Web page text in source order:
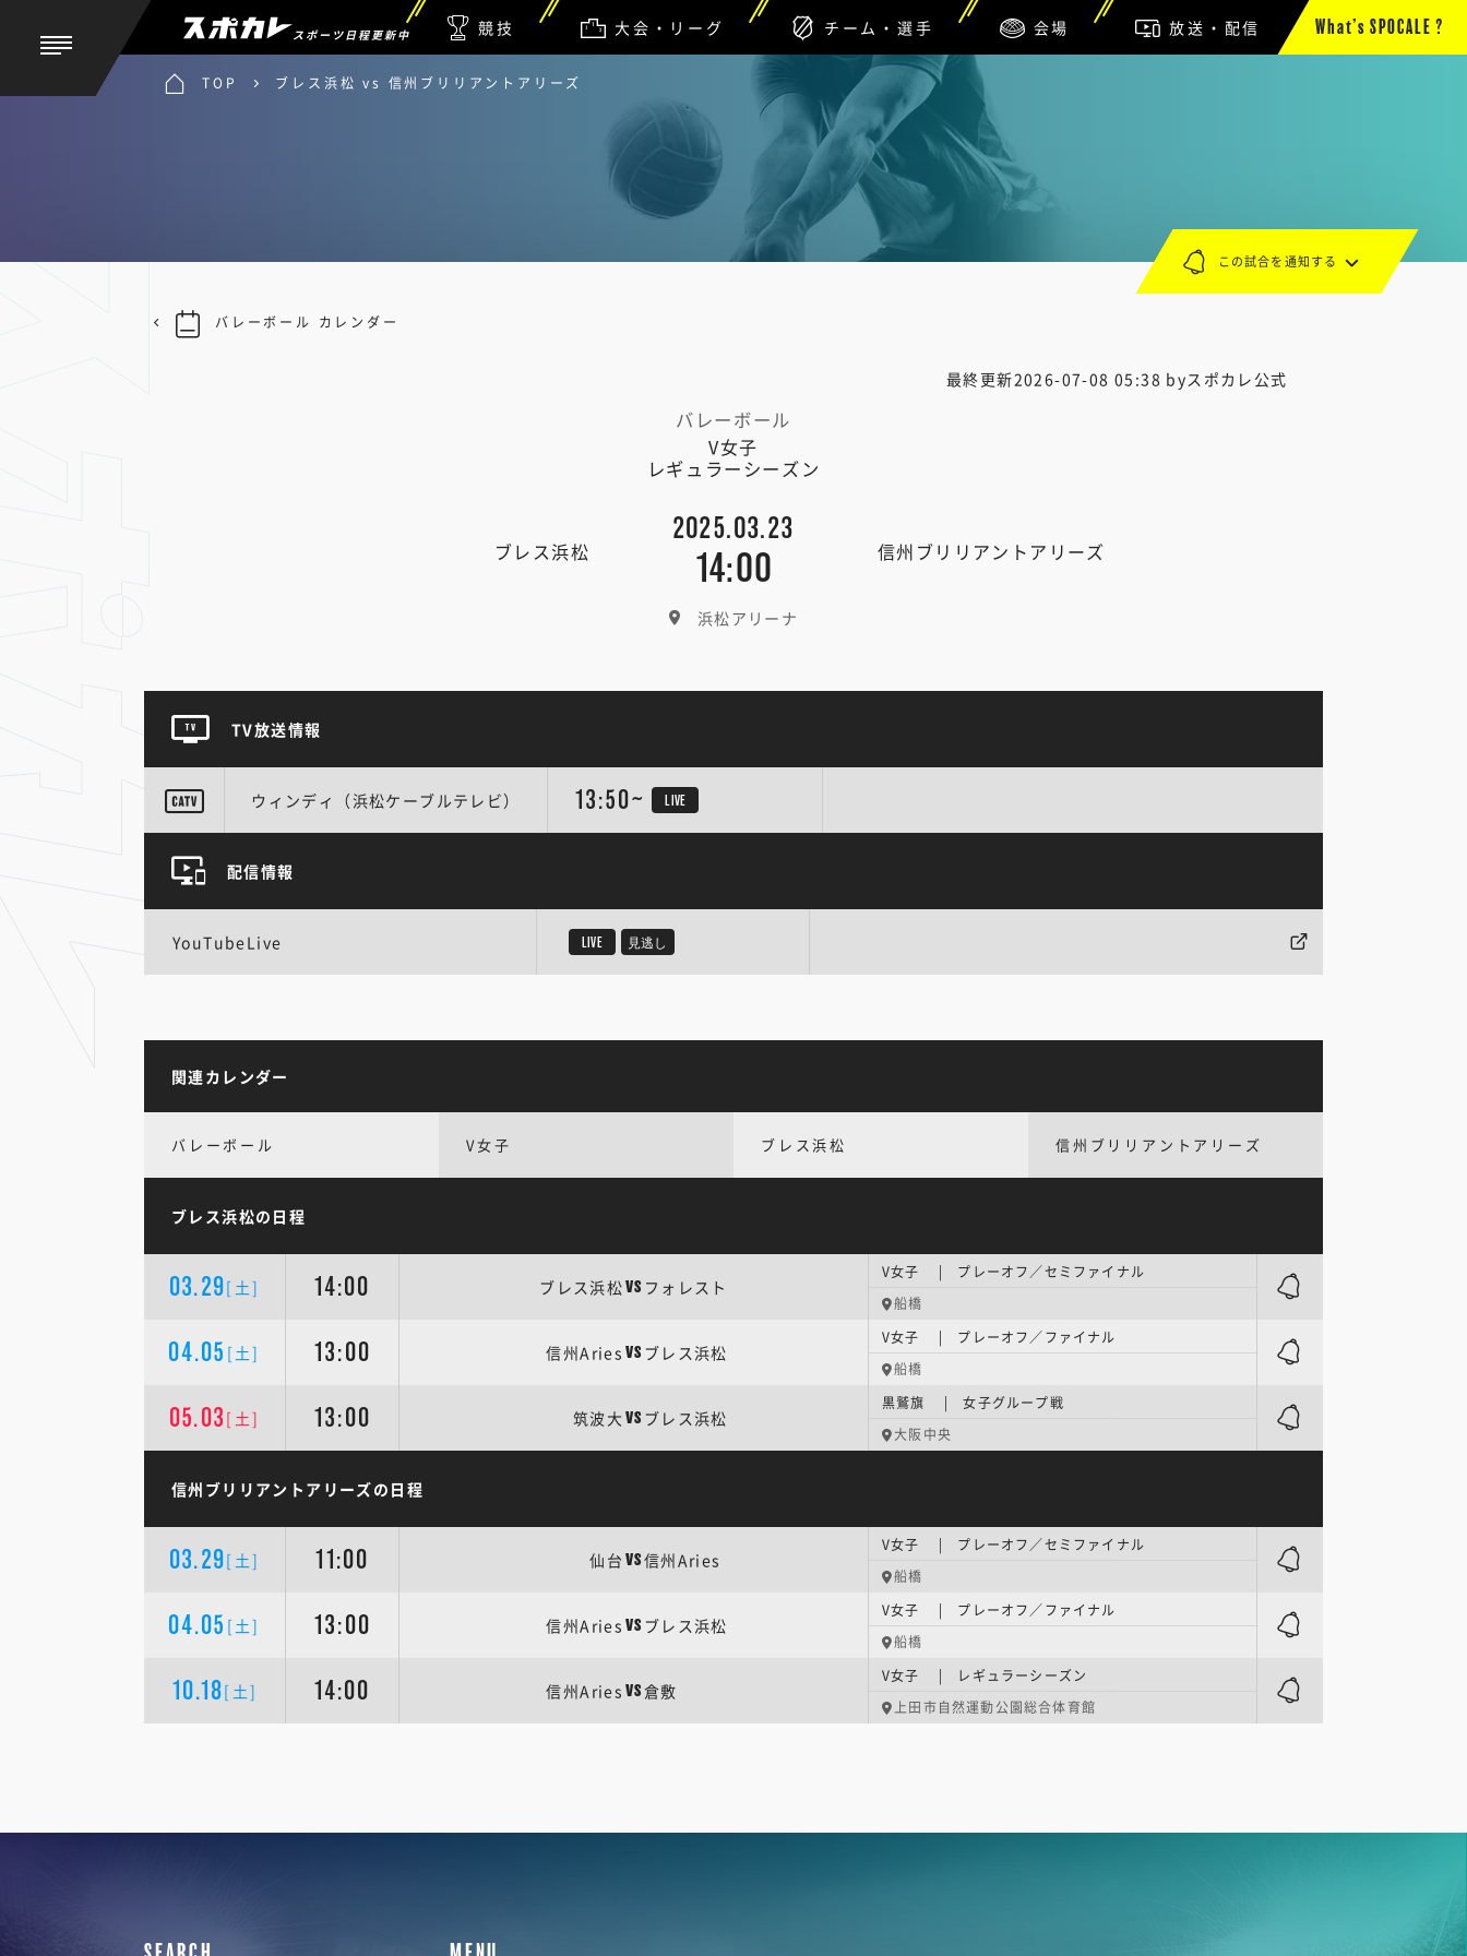
スポーツ日程更新中 競技 大会・リーグ チーム・選手 会場 放送・配信 What’s SPOCALE ?
TOP ブレス浜松 vs 信州ブリリアントアリーズ
最終更新2026-07-08 05:38 byスポカレ公式
バレーボール
V女子
レギュラーシーズン
ブレス浜松
2025.03.23
14:00 信州ブリリアントアリーズ
浜松アリーナ
この試合を通知する
バレーボール カレンダー
TV放送情報
ウィンディ（浜松ケーブルテレビ） 13:50~ LIVE
配信情報
YouTubeLive LIVE 見逃し
関連カレンダー
バレーボール V女子 ブレス浜松 信州ブリリアントアリーズ
ブレス浜松の日程
03.29[土] 14:00 ブレス浜松VS フォレスト
V女子 | プレーオフ／セミファイナル
船橋
04.05 [土] 13:00 信州Aries VS ブレス浜松
V女子 | プレーオフ／ファイナル
船橋
05.03 [土] 13:00 筑波大 VS ブレス浜松
黒鷲旗 | 女子グループ戦
大阪中央
信州ブリリアントアリーズの日程
03.29[土] 11:00 仙台 VS信州Aries
V女子 | プレーオフ／セミファイナル
船橋
04.05 [土] 13:00 信州Aries VS ブレス浜松
V女子 | プレーオフ／ファイナル
船橋
10.18[土] 14:00 信州Aries VS倉敷
V女子 | レギュラーシーズン
上田市自然運動公園総合体育館